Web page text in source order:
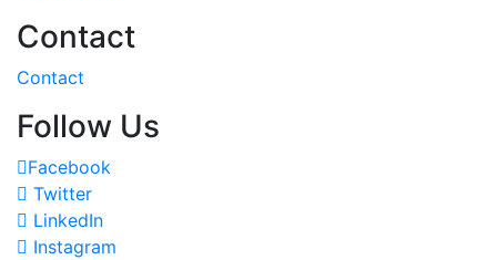
Contact
Contact
Follow Us
Facebook
Twitter
LinkedIn
Instagram